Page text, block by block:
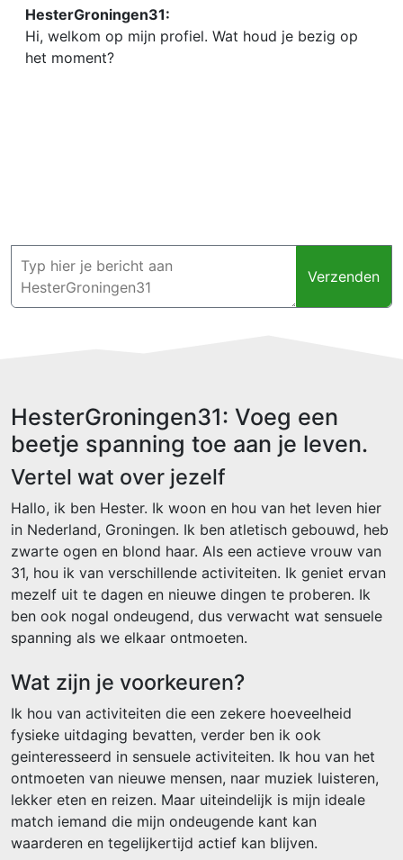
HesterGroningen31:
Hi, welkom op mijn profiel. Wat houd je bezig op
het moment?
Verzenden
HesterGroningen31: Voeg een
beetje spanning toe aan je leven.
Vertel wat over jezelf
Hallo, ik ben Hester. Ik woon en hou van het leven hier
in Nederland, Groningen. Ik ben atletisch gebouwd, heb
zwarte ogen en blond haar. Als een actieve vrouw van
31, hou ik van verschillende activiteiten. Ik geniet ervan
mezelf uit te dagen en nieuwe dingen te proberen. Ik
ben ook nogal ondeugend, dus verwacht wat sensuele
spanning als we elkaar ontmoeten.
Wat zijn je voorkeuren?
Ik hou van activiteiten die een zekere hoeveelheid
fysieke uitdaging bevatten, verder ben ik ook
geinteresseerd in sensuele activiteiten. Ik hou van het
ontmoeten van nieuwe mensen, naar muziek luisteren,
lekker eten en reizen. Maar uiteindelijk is mijn ideale
match iemand die mijn ondeugende kant kan
waarderen en tegelijkertijd actief kan blijven.